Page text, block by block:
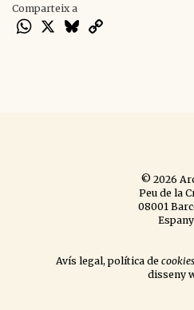
Comparteix a
WhatsApp
X Bluesky
© 2026
Peu de la
08001
Avís legal,política de cookies
disseny